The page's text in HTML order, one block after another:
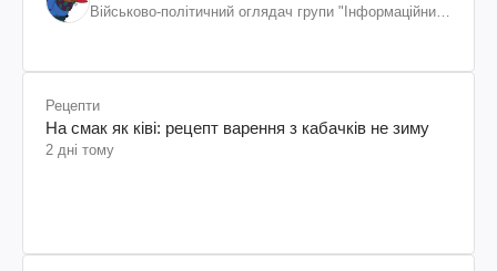
Військово-політичний оглядач групи "Інформаційний
Рецепти
На смак як ківі: рецепт варення з кабачків не зиму
2 дні тому